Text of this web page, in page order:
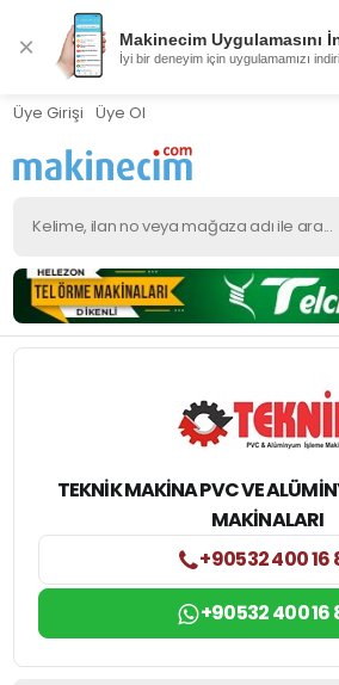
× Makinecim Uygulamasını
İyi bir deneyim için uygulamamızı
Üye Girişi Üye Ol
TEKNİK MAKİNA PVC VE
MAKİNALARI
+90532 400 16
+90532 400 16